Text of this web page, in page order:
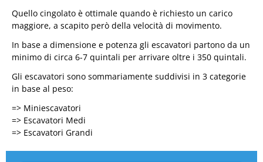
Quello cingolato è ottimale quando è richiesto un carico
maggiore, a scapito però della velocità di movimento.
In base a dimensione e potenza gli escavatori partono da un
minimo di circa 6-7 quintali per arrivare oltre i 350 quintali.
Gli escavatori sono sommariamente suddivisi in 3 categorie
in base al peso:
=> Miniescavatori
=> Escavatori Medi
=> Escavatori Grandi